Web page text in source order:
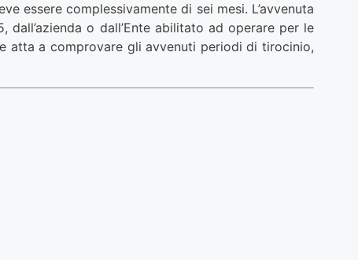
essere complessivamente di sei mesi. L’avvenuta
o dall’Ente abilitato ad operare per le
atta a comprovare gli avvenuti periodi di tirocinio,